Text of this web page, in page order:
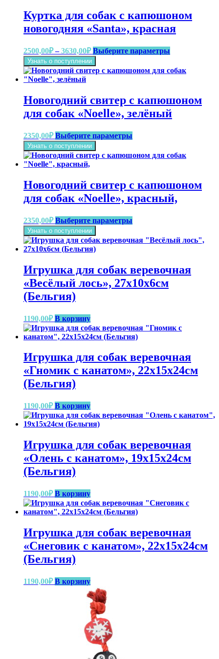
можно
выбрать
на
товара.
Куртка для собак с капюшоном
новогодняя «Santa», красная
2500,00₽ – 3630,00₽Диапазон
цен:
2500,00₽
Выберите параметрыЭтот
товар
имеет
несколько
можно
выбрать
на
Узнать о поступлении
Новогодний свитер с капюшоном
для собак «Noelle», зелёный
2350,00₽ Выберите параметрыЭтот
товар
несколько
можно
выбрать
на
товара.
Узнать о поступлении
Новогодний свитер с капюшоном
для собак «Noelle», красный,
2350,00₽ Выберите параметрыЭтот
товар
имеет
несколько
можно
выбрать
на
Узнать о поступлении
Игрушка для собак веревочная
«Весёлый лось», 27x10x6см
(Бельгия)
1190,00₽ В корзину
Игрушка для собак веревочная
«Гномик с канатом», 22x15x24см
(Бельгия)
1190,00₽ В корзину
Игрушка для собак веревочная
«Олень с канатом», 19x15x24см
(Бельгия)
1190,00₽ В корзину
Игрушка для собак веревочная
«Снеговик с канатом», 22x15x24см
(Бельгия)
1190,00₽ В корзину